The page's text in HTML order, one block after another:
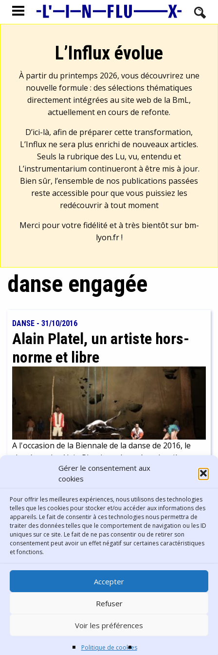
Gérer le consentement aux
cookies
Pour offrir les meilleures expériences, nous utilisons des technologies
telles que les cookies pour stocker et/ou accéder aux informations des
appareils. Le fait de consentir à ces technologies nous permettra de
traiter des données telles que le comportement de navigation ou les ID
uniques sur ce site. Le fait de ne pas consentir ou de retirer son
consentement peut avoir un effet négatif sur certaines caractéristiques
et fonctions.
Accepter
Refuser
Voir les préférences
Politique de cookies
L’Influx évolue
À partir du printemps 2026, vous découvrirez une
nouvelle formule : des sélections thématiques
directement intégrées au site web de la BmL,
actuellement en cours de refonte.
D’ici-là, afin de préparer cette transformation,
L’Influx ne sera plus enrichi de nouveaux articles.
Seuls la rubrique des Lu, vu, entendu et
L’instrumentarium continueront à être mis à jour.
Bien sûr, l’ensemble de nos publications passées
reste accessible pour que vous puissiez les
redécouvrir à tout moment
Merci pour votre fidélité et à très bientôt sur bm-
lyon.fr!
danse engagée
DANSE - 31/10/2016
Alain Platel, un artiste hors-
norme et libre
A l'occasion de la Biennale de la danse de 2016, le
chorégraphe Alain Platel a présenté sa dernière
création, "Nicht Schlafen", à la Maison de la danse à
Lyon. Un groupe d’hommes et une femme sont
réunis autour de cadavres de chevaux dans un clair-
obscur proche du Caravage. Alain Platel offre dans
ses créations une danse réinventée, qui mêle
théâtre, mouvement, musique et chant... Il convoque
sur le plateau les paumés, les éclopés, pour les faire
danser, chanter, jouer une société où ils n'ont plus
de place. Le regard aiguisé du chorégraphe nous
donne à réfléchir sur une matière inépuisable :
l’humain.
Continuer la lecture- 4 min
Bibliothèque municipale de
Lyon
30 Boulevard Vivier-Merle
Téléphone
Contacter le comité éditorial